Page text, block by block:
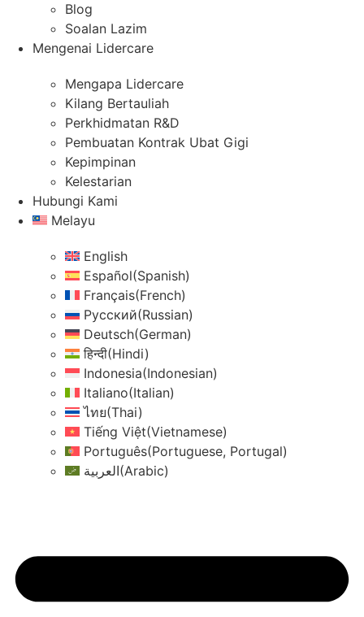
Blog
Soalan Lazim
Mengenai Lidercare
Mengapa Lidercare
Kilang Bertauliah
Perkhidmatan R&D
Pembuatan Kontrak Ubat Gigi
Kepimpinan
Kelestarian
Hubungi Kami
Melayu
English
Español(Spanish)
Français(French)
Русский(Russian)
Deutsch(German)
हिन्दी(Hindi)
Indonesia(Indonesian)
Italiano(Italian)
ไทย(Thai)
Tiếng Việt(Vietnamese)
Português(Portuguese, Portugal)
العربية(Arabic)